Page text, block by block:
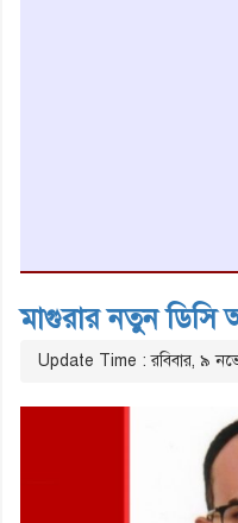
মাগুরার নতুন ডিসি
Update Time : রবিবার, ৯